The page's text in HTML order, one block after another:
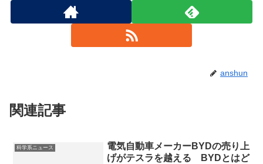
anshun
関連記事
科学系ニュース
電気自動車メーカーBYDの売り上
げがテスラを越える BYDとはど